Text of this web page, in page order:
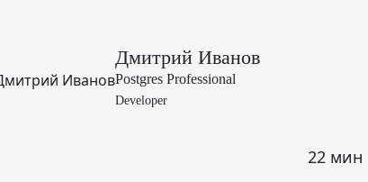
Дмитрий Иванов
Postgres Professional
Developer
22 мин